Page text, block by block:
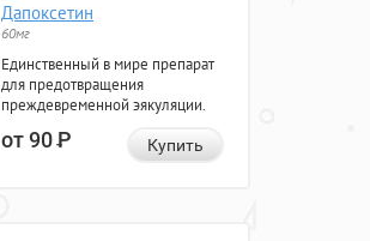
Дапоксетин
60мг
Единственный в мире препарат
для предотвращения
преждевременной эякуляции.
от 90Р Купить